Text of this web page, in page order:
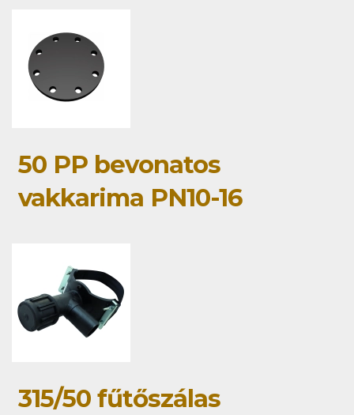
50 PP bevonatos
vakkarima PN10-16
315/50 fűtőszálas